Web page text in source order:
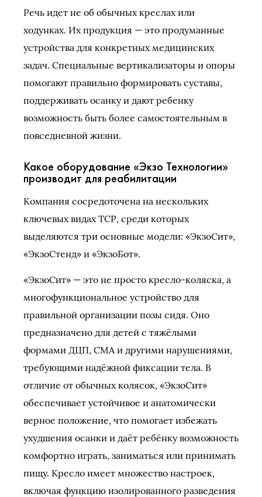
Речь идет не об обычных креслах или
ходунках. Их продукция — это продуманные
устройства для конкретных медицинских
задач. Специальные вертикализаторы и опоры
помогают правильно формировать суставы,
поддерживать осанку и дают ребенку
возможность быть более самостоятельным в
повседневной жизни.
Какое оборудование «Экзо Технологии»
производит для реабилитации
Компания сосредоточена на нескольких
ключевых видах ТСР, среди которых
выделяются три основные модели: «ЭкзоСит»,
«ЭкзоСтенд» и «ЭкзоБот».
«ЭкзоСит» — это не просто кресло-коляска, а
многофункциональное устройство для
правильной организации позы сидя. Оно
предназначено для детей с тяжёлыми
формами ДЦП, СМА и другими нарушениями,
требующими надёжной фиксации тела. В
отличие от обычных колясок, «ЭкзоСит»
обеспечивает устойчивое и анатомически
верное положение, что помогает избежать
ухудшения осанки и даёт ребёнку возможность
комфортно играть, заниматься или принимать
пищу. Кресло имеет множество настроек,
включая функцию изолированного разведения